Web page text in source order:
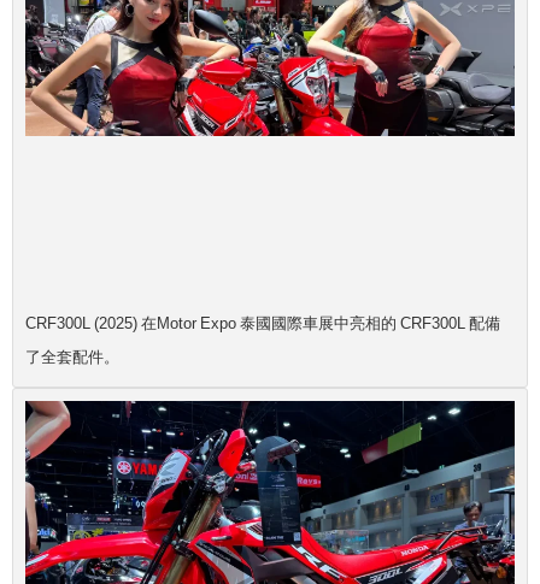
CRF300L (2025) 在Motor Expo 泰國國際車展中亮相的 CRF300L 配備
了全套配件。